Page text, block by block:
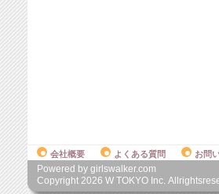
会社概要 よくある質問 お問
Powered by girlswalker.com
Copyright 2026 W TOKYO Inc.